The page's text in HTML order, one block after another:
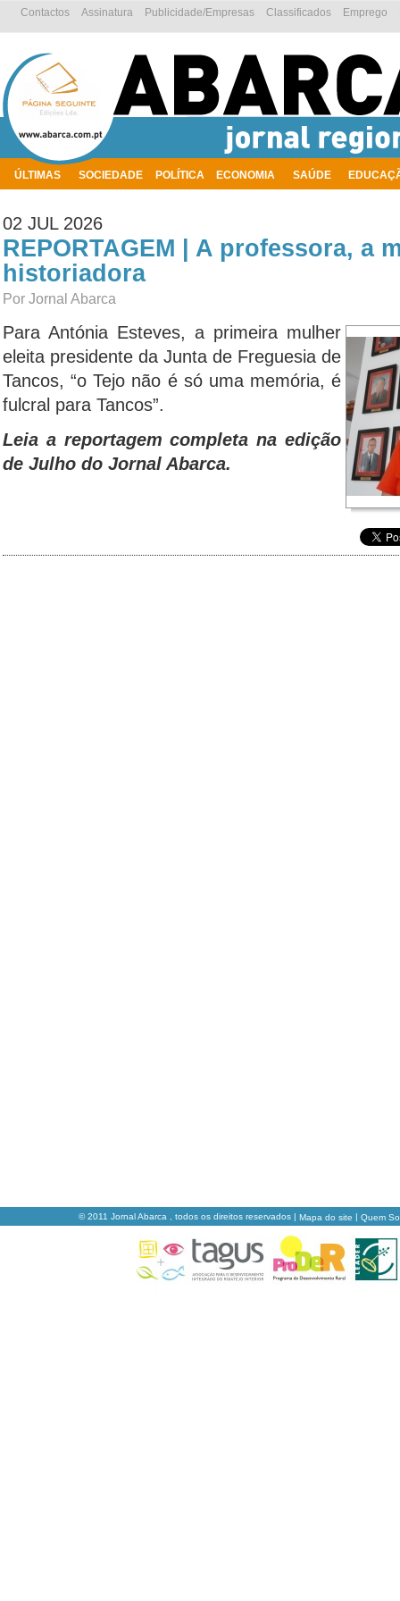
ÚLTIMAS SOCIEDADE POLÍTICA ECONOMIA SAÚDE
Emprego
Classificados
Publicidade/Empresas
Assinatura
Contactos
02 JUL 2026
REPORTAGEM | A professora, a
historiadora
Por Jornal Abarca
Para Antónia Esteves, a primeira mulher
eleita presidente da Junta de Freguesia de
Tancos, “o Tejo não é só uma memória, é
fulcral para Tancos”.
Leia a reportagem completa na edição
de Julho do Jornal Abarca.
© 2011 Jornal Abarca , todos os direitos reservados | Mapa do site | Quem